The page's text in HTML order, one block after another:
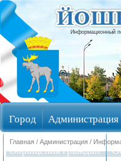
Информационный
Город Администрация
Обращения граждан
Главная / Администрация /